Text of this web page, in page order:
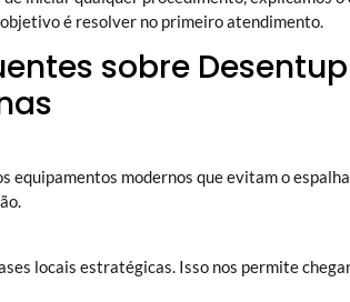
é resolver no primeiro atendimento.
sobre
equipamentos modernos que evitam o
locais estratégicas. Isso nos permite